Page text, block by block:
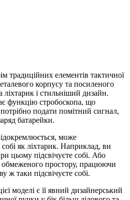
традиційних елементів тактичної
корпусу та посиленого
і стильніший дизайн.
функцію стробоскопа, що
подати помітний сигнал,
батарейки.
може
як ліхтарик. Наприклад, ви
цьому підсвічуєте собі. Або
обмеженого простору, працюючи
ж таки підсвічуєте собі.
моделі є її явний дизайнерський